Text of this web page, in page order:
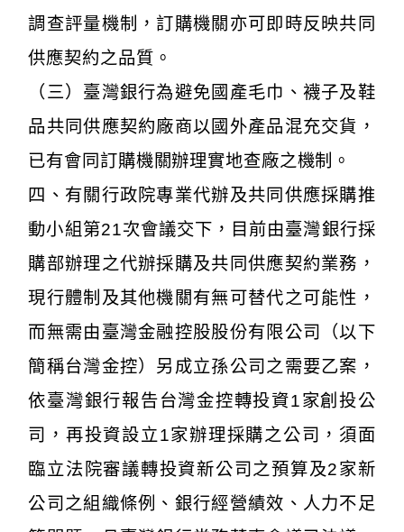
調查評量機制，訂購機關亦可即時反映共同
供應契約之品質。
（三）臺灣銀行為避免國產毛巾、襪子及鞋
品共同供應契約廠商以國外產品混充交貨，
已有會同訂購機關辦理實地查廠之機制。
四、有關行政院專業代辦及共同供應採購推
動小組第21次會議交下，目前由臺灣銀行採
購部辦理之代辦採購及共同供應契約業務，
現行體制及其他機關有無可替代之可能性，
而無需由臺灣金融控股股份有限公司（以下
簡稱台灣金控）另成立孫公司之需要乙案，
依臺灣銀行報告台灣金控轉投資1家創投公
司，再投資設立1家辦理採購之公司，須面
臨立法院審議轉投資新公司之預算及2家新
公司之組織條例、銀行經營績效、人力不足